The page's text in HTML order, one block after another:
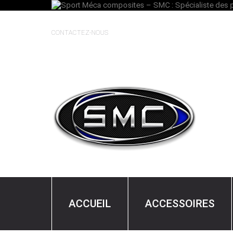
CONTACTEZ-NOUS
ACCUEIL ACCESSOIRES